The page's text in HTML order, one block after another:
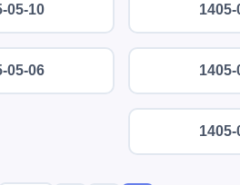
1405-
05-10
1405-
05-06
1405-